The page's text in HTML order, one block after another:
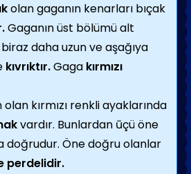
olan gaganın kenarları bıçak
Gaganın üst bölümü alt
daha uzun ve aşağıya
kıvrıktır.Gaga kırmızı
kırmızı renkli ayaklarında
vardır. Bunlardan ūçü öne
doğrudur. Öne doğru olanlar
perdelidir.